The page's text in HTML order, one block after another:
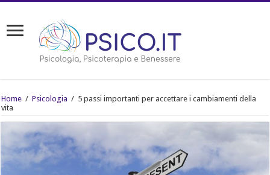
Home / Psicologia / 5 passi importanti per accettare i cambiamenti della
vita